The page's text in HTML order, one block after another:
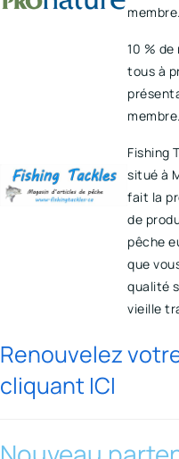
membre.
10 %
tous à
membre.
Fishing
situé à
fait la
de
pêche
que
qualité
vieille
Renouvelez
cliquant ICI